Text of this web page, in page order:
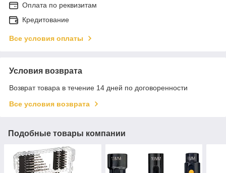
Оплата по реквизитам
Кредитование
Все условия оплаты
Условия возврата
Возврат товара в течение 14 дней по договоренности
Все условия возврата
Подобные товары компании